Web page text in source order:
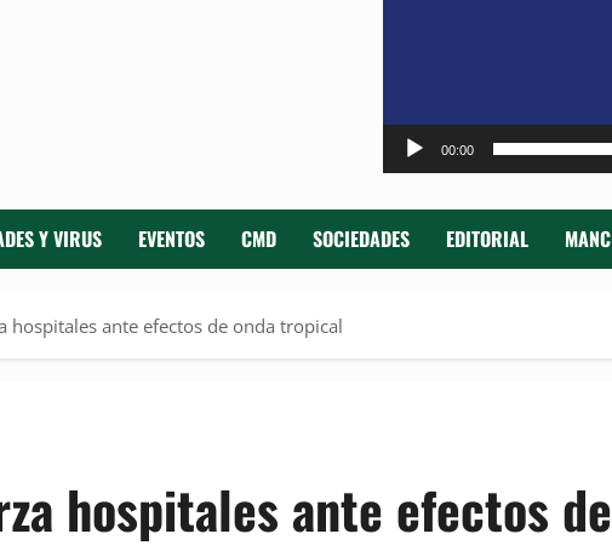
00:00
Y VIRUS EVENTOS CMD SOCIEDADES EDITORIAL
hospitales ante efectos de onda tropical
hospitales ante efectos